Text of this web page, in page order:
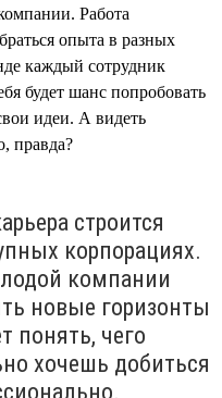
Работа
опыта в разных
каждый сотрудник
будет шанс попробовать
идеи. А видеть
правда?
строится
корпорациях.
компании
новые горизонты
понять, чего
хочешь добиться